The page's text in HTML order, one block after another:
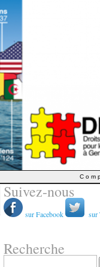
Suivez-nous
sur Facebook sur
Recherche